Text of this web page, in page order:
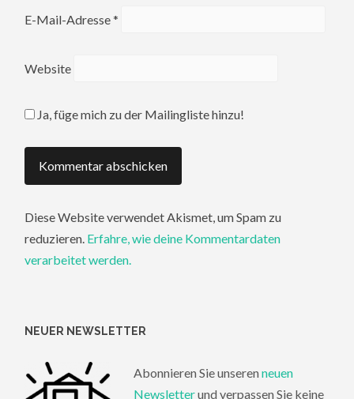
E-Mail-Adresse*
Website
Ja, füge mich zu der Mailingliste hinzu!
Diese Website verwendet Akismet, um Spam zu
reduzieren. Erfahre, wie deine Kommentardaten
verarbeitet werden.
NEUER NEWSLETTER
Abonnieren Sie unseren neuen
Newsletterund verpassen Sie keine